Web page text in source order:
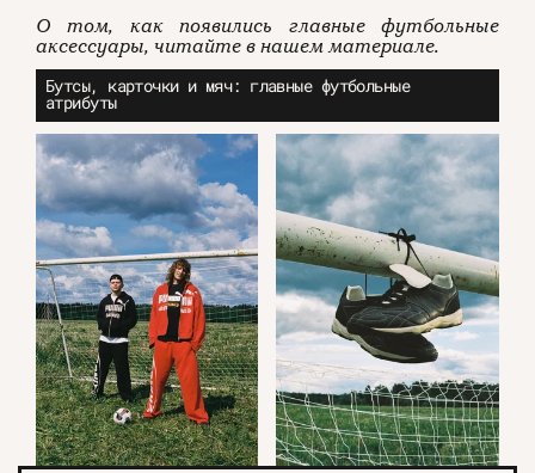
О том, как появились главные футбольные
аксессуары, читайте в нашем материале.
Бутсы, карточки и мяч: главные футбольные
атрибуты